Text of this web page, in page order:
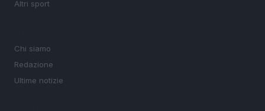
Altri sport
Chi siamo
Redazione
Ultime notizie